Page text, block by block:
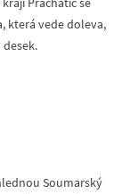
která vede doleva,
Soumarský